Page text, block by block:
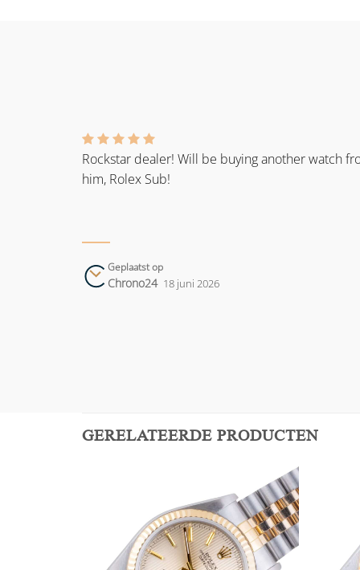
Rockstar dealer! Will be buying another watch
him, Rolex Sub!
Geplaatst op
Chrono24 18 juni 2026
GERELATEERDE PRODUCTEN
Add to
wishlist